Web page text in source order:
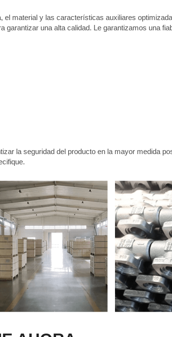
material y las características auxiliares
una alta calidad. Le garantizamos una
la seguridad del producto en la mayor medida